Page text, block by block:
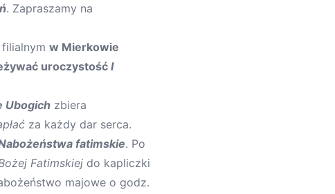
. Zapraszamy na
w Mierkowie
uroczystość I
Ubogich zbiera
za każdy dar serca.
fatimskie. Po
Fatimskiej do kapliczki
majowe o godz.